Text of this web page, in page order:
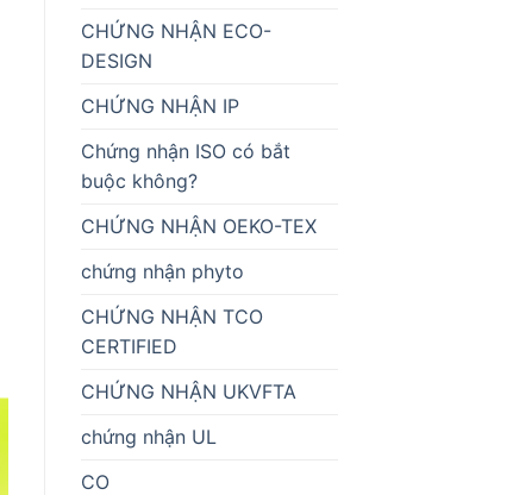
CHỨNG NHẬN ECO-
DESIGN
CHỨNG NHẬN IP
Chứng nhận ISO có bắt
buộc không?
CHỨNG NHẬN OEKO-TEX
chứng nhận phyto
CHỨNG NHẬN TCO
CERTIFIED
CHỨNG NHẬN UKVFTA
chứng nhận UL
CO